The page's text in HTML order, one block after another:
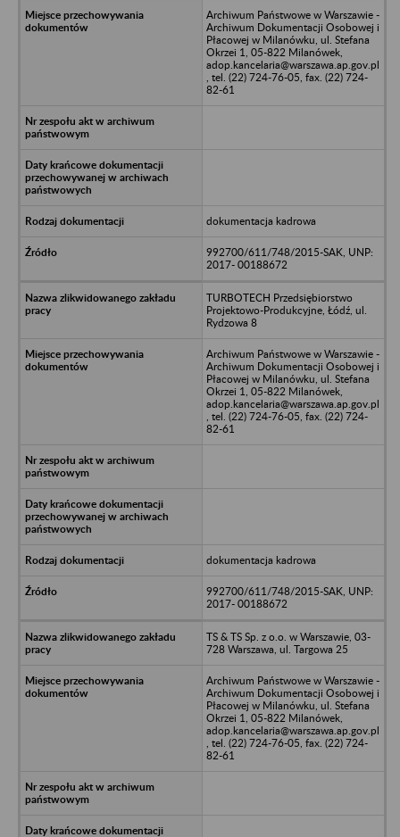
Archiwum Państwowe w Warszawie -
Archiwum Dokumentacji Osobowej i
Płacowej w Milanówku, ul. Stefana
Okrzei 1, 05-822 Milanówek,
adop.kancelaria@warszawa.ap.gov.pl
, tel. (22) 724-76-05, fax. (22) 724-
82-61
dokumentacja kadrowa
992700/611/748/2015-SAK, UNP:
2017- 00188672
TURBOTECH Przedsiębiorstwo
Projektowo-Produkcyjne, Łódź, ul.
Rydzowa 8
Archiwum Państwowe w Warszawie -
Archiwum Dokumentacji Osobowej i
Płacowej w Milanówku, ul. Stefana
Okrzei 1, 05-822 Milanówek,
adop.kancelaria@warszawa.ap.gov.pl
, tel. (22) 724-76-05, fax. (22) 724-
82-61
dokumentacja kadrowa
992700/611/748/2015-SAK, UNP:
2017- 00188672
TS & TS Sp. z o.o. w Warszawie, 03-
728 Warszawa, ul. Targowa 25
Archiwum Państwowe w Warszawie -
Archiwum Dokumentacji Osobowej i
Płacowej w Milanówku, ul. Stefana
Okrzei 1, 05-822 Milanówek,
adop.kancelaria@warszawa.ap.gov.pl
, tel. (22) 724-76-05, fax. (22) 724-
82-61